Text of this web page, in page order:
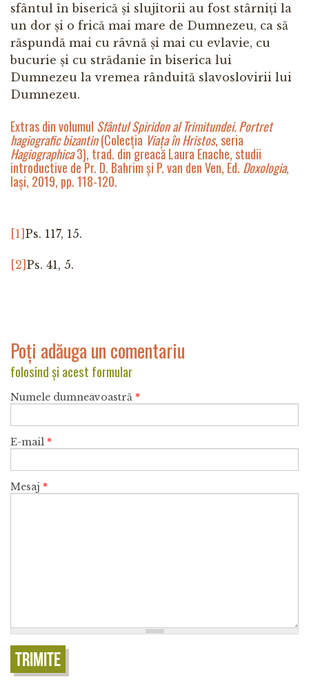
sfântul în biserică și slujitorii au fost stârniți la
un dor și o frică mai mare de Dumnezeu, ca să
răspundă mai cu râvnă și mai cu evlavie, cu
bucurie și cu strădanie în biserica lui
Dumnezeu la vremea rânduită slavoslovirii lui
Dumnezeu.
Extras din volumul Sfântul Spiridon al Trimitundei. Portret
hagiografic bizantin(Colecția Viața în Hristos, seria
Hagiographica3), trad. din greacă Laura Enache, studii
introductive de Pr. D. Bahrim și P. van den Ven, Ed. Doxologia,
Iași, 2019, pp. 118-120.
[1] Ps. 117, 15.
[2] Ps. 41, 5.
Poți adăuga un comentariu
folosind și acest formular
Numele dumneavoastră *
E-mail *
Mesaj *
Trimite